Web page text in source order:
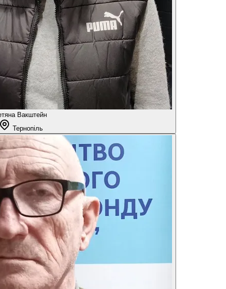
Вакштейн
Тернопіль